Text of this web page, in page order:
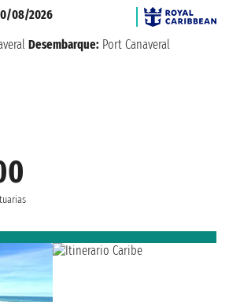
08/2026
Desembarque: Port Canaveral